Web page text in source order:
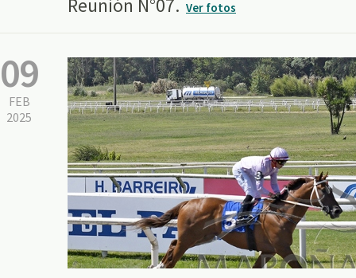
Reunión N°07. Ver fotos
09
FEB
2025